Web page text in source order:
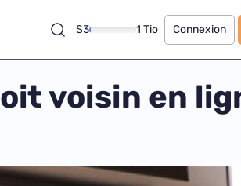
S3 1 Tio Connexion
voisin en